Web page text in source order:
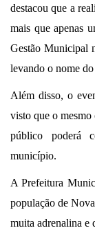
destacou que a
mais que apenas
Gestão Municipal
levando o nome
Além disso, o
visto que o mesmo
público poderá
município.
A Prefeitura
população de
muita adrenalina e